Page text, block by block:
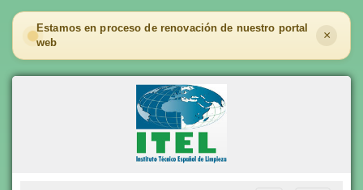
Estamos en proceso de renovación de nuestro portal
web
×